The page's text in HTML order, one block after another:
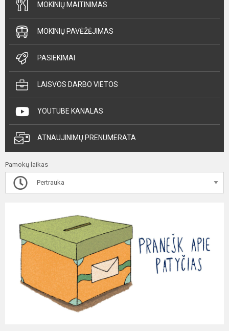
MOKINIŲ MAITINIMAS
MOKINIŲ PAVĖŽĖJIMAS
PASIEKIMAI
LAISVOS DARBO VIETOS
YOUTUBE KANALAS
ATNAUJINIMŲ PRENUMERATA
Pamokų laikas
Pertrauka